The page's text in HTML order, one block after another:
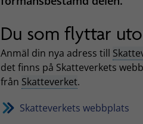
Du som flyttar
Anmäl din nya adress till
det finns på Skatteverkets
från Skatteverket.
Skatteverkets webbplats